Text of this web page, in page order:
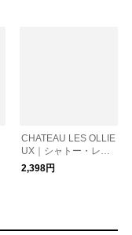
CHATEAU LES OLLIE
UX｜シャトー・レゾ
リュー赤ラベル
2,398円